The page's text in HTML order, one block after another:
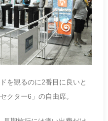
を観るのに2番目に良いと
クター6」の自由席。